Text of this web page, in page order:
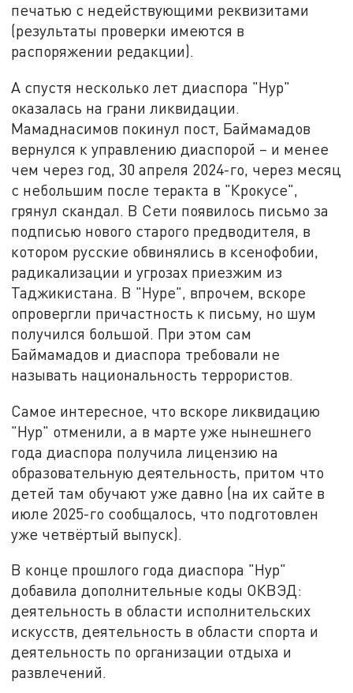
печатью с недействующими реквизитами
(результаты проверки имеются в
распоряжении редакции).
А спустя несколько лет диаспора "Нур"
оказалась на грани ликвидации.
Мамаднасимов покинул пост, Баймамадов
вернулся к управлению диаспорой – и менее
чем через год, 30 апреля 2024-го, через месяц
с небольшим после теракта в "Крокусе",
грянул скандал. В Сети появилось письмо за
подписью нового старого предводителя, в
котором русские обвинялись в ксенофобии,
радикализации и угрозах приезжим из
Таджикистана. В "Нуре", впрочем, вскоре
опровергли причастность к письму, но шум
получился большой. При этом сам
Баймамадов и диаспора требовали не
называть национальность террористов.
Самое интересное, что вскоре ликвидацию
"Нур" отменили, а в марте уже нынешнего
года диаспора получила лицензию на
образовательную деятельность, притом что
детей там обучают уже давно (на их сайте в
июле 2025-го сообщалось, что подготовлен
уже четвёртый выпуск).
В конце прошлого года диаспора "Нур"
добавила дополнительные коды ОКВЭД:
деятельность в области исполнительских
искусств, деятельность в области спорта и
деятельность по организации отдыха и
развлечений.